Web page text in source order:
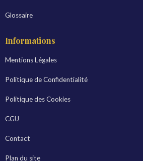
Glossaire
Informations
Mentions Légales
Politique de Confidentialité
Politique des Cookies
CGU
Contact
Plan du site